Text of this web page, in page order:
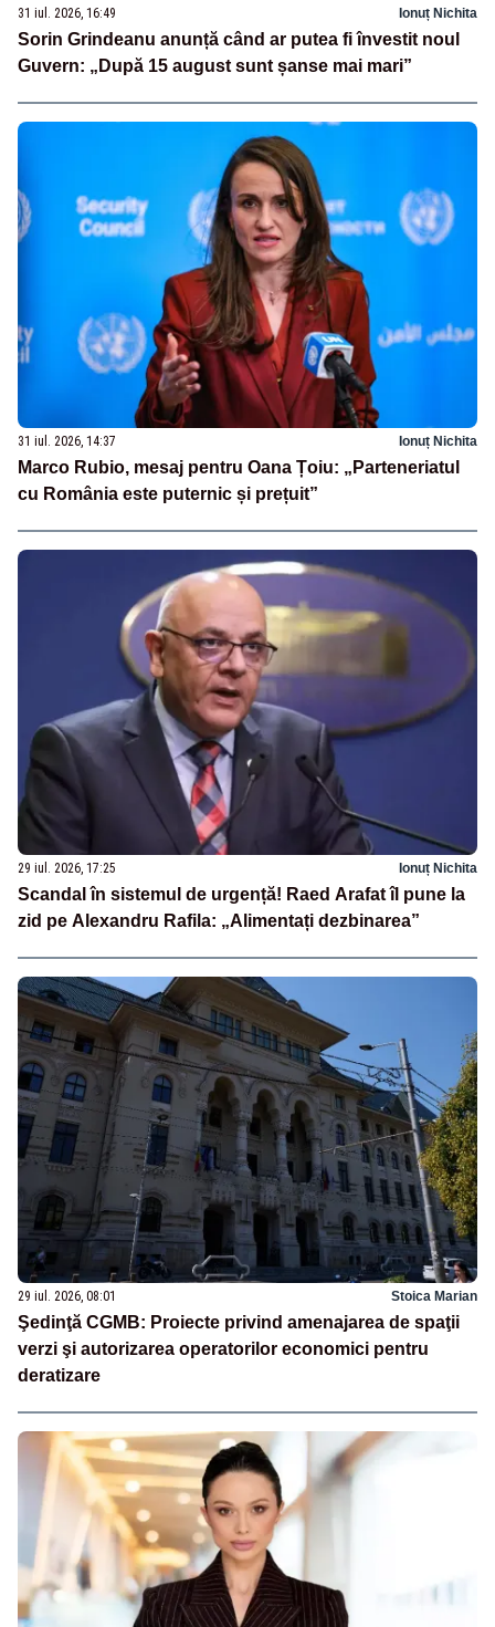
31 iul. 2026, 16:49 Ionuț Nichita
Sorin Grindeanu anunță când ar putea fi învestit noul
Guvern: „După 15 august sunt șanse mai mari”
31 iul. 2026, 14:37 Ionuț Nichita
Marco Rubio, mesaj pentru Oana Țoiu: „Parteneriatul
cu România este puternic și prețuit”
29 iul. 2026, 17:25 Ionuț Nichita
Scandal în sistemul de urgență! Raed Arafat îl pune la
zid pe Alexandru Rafila: „Alimentați dezbinarea”
29 iul. 2026, 08:01 Stoica Marian
Şedinţă CGMB: Proiecte privind amenajarea de spaţii
verzi şi autorizarea operatorilor economici pentru
deratizare